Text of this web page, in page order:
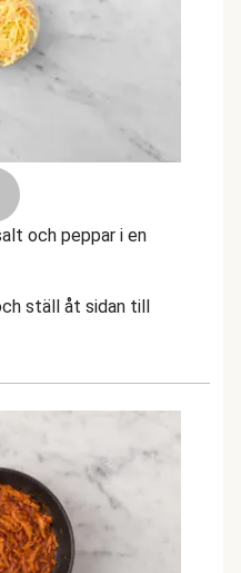
och peppar i en
ställ åt sidan till